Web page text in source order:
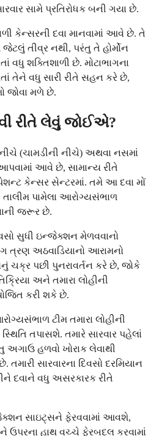
સામે પ્રતિરોધક બની ગયા છે.
કેન્સરની દવા માનવામાં આવે છે. તે
તીવ્ર નથી, પરંતુ તે હોર્મોન
વધુ શક્તિશાળી છે. મોટાભાગના
તેને વધુ સારી રીતે સહન કરે છે,
જોવા મળે છે.
રીતે લેવું જોઈએ?
(ચામડીની નીચે) અથવા નસમાં
આવે છે, સામાન્ય રીતે
કેન્સર સેન્ટરમાં. તમે આ દવા મોં
તાલીમ પામેલા આરોગ્યસંભાળ
જરૂર છે.
સુધી ઇન્જેક્શન મેળવવાનો
ત્રણ અઠવાડિયાનો આરામનો
પછી પુનરાવર્તન કરે છે, જોકે
અને તમારા લોહીની
કરી શકે છે.
ટીમ તમારા લોહીની
તપાસશે. તમારે સારવાર પહેલાં
અગાઉ હળવો ખોરાક લેવાથી
સારવારના દિવસો દરમિયાન
દવાને વધુ અસરકારક રીતે
સાઇટ્સને ફેરવવામાં આવશે,
ઉપરના હાથ વચ્ચે ફેરબદલ કરવામાં